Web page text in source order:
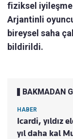
fiziksel
Arjantinli
bireysel saha
bildirildi.
BAKMADAN
HABER
Icardi, yıldız
yıl daha kal